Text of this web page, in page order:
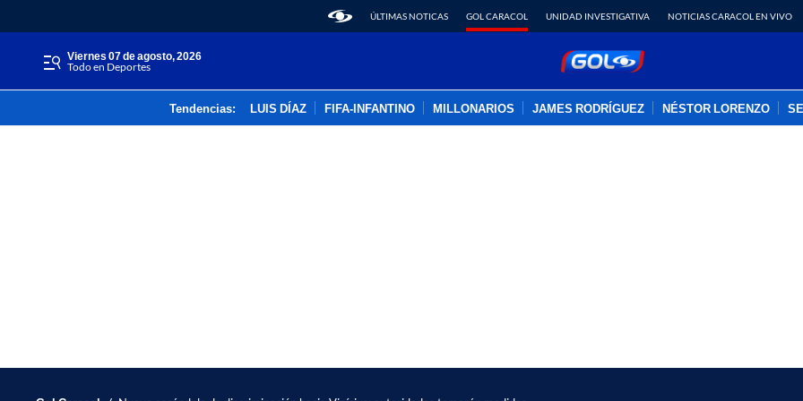
ÚLTIMAS NOTICAS GOL CARACOL UNIDAD INVESTIGATIVA NOTICIAS CARACOL EN VIVO
viernes 07 de agosto, 2026
Todo en Deportes
Tendencias: LUIS DÍAZ FIFA-INFANTINO MILLONARIOS JAMES RODRÍGUEZ NÉSTOR LORENZO